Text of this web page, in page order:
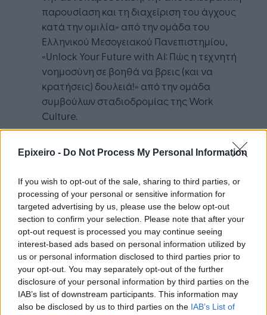
Epixeiro - Do Not Process My Personal Information
If you wish to opt-out of the sale, sharing to third parties, or
processing of your personal or sensitive information for
targeted advertising by us, please use the below opt-out
section to confirm your selection. Please note that after your
opt-out request is processed you may continue seeing
interest-based ads based on personal information utilized by
us or personal information disclosed to third parties prior to
your opt-out. You may separately opt-out of the further
disclosure of your personal information by third parties on the
IAB’s list of downstream participants. This information may
also be disclosed by us to third parties on the IAB’s List of
παρουσίαση και τη διαχείριση του άγχους
κατά την ομιλία» από την ομάδα του
Ελληνικού Μεσογειακού Πανεπιστημίου,
«Unlock Your Future with AI: Πώς η τεχνητή
vοημοσύνη σε βοηθά να βρεις (και να
κρατήσεις) δουλειά!» από την ομάδα
συμβούλων σταδιοδρομίας της Work
Culture.